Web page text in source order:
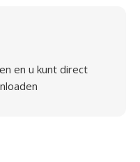
en u kunt direct